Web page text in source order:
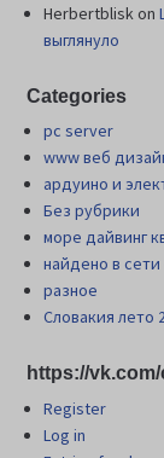
Herbertbliskon
выглянуло
Categories
pc server
www веб
ардуино и
Без рубрики
море дайвинг
найдено в
разное
Словакия лето
https://
Register
Log in